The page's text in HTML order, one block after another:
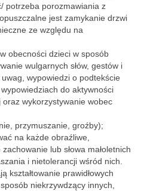
potrzeba porozmawiania z
jest zamykanie drzwi
ze względu na
obecności dzieci w sposób
wulgarnych słów, gestów i
wypowiedzi o podtekście
do aktywności
wykorzystywanie wobec
przymuszanie, groźby);
na każde obraźliwe,
lub słowa małoletnich
i nietolerancji wśród nich.
kształtowanie prawidłowych
niekrzywdzący innych,